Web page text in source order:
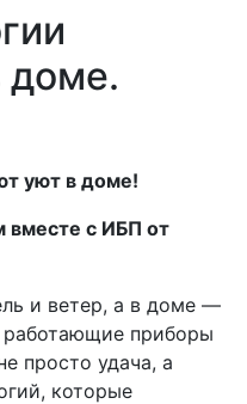
доме.
уют в доме!
вместе с ИБП от
и ветер, а в доме —
работающие приборы
просто удача, а
которые